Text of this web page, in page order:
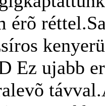
érõ
Ez ujabb